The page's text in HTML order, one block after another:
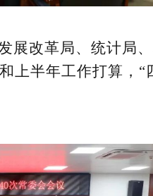
展改革局、统计局
上半年工作打算，“